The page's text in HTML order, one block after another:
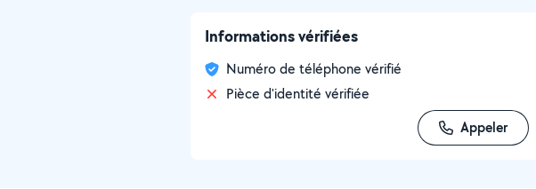
Informations vérifiées
Numéro de téléphone vérifié
Pièce d'identité vérifiée
Appeler